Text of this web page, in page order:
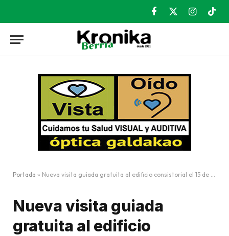
Facebook
X
Instagram
Portada » Nueva visita guiada gratuita al edificio consistorial el 15 de noviembre
Nueva visita guiada
gratuita al edificio